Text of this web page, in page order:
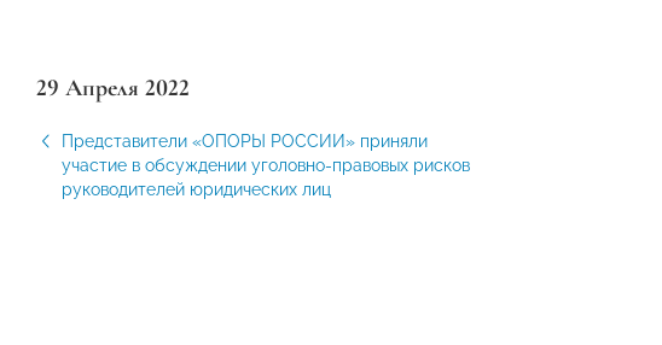
29 Апреля 2022
Представители «ОПОРЫ РОССИИ» приняли
участие в обсуждении уголовно-правовых рисков
руководителей юридических лиц